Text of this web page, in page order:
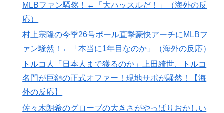
ビュー！圧巻3連続ブロックも披露で現地サポが気づく..
【海外の反応】
▶ 韓国人「韓国人が日本のラーメンについて勘違いしてい
ることがこちら…」→「えっ？？？？？？？？？？」＝
韓国の反応
▶
韓国人「台風で品不足になった沖縄のスーパーに行って
みたら、なぜか辛ラーメンだけ売れ残っていたんで
MLBファン騒然！←「大ハッスルだ！」（海外の反
応）
村上宗隆の今季26号ポール直撃豪快アーチにMLBフ
ァン騒然！←「本当に1年目なのか」（海外の反応）
トルコ人「日本人まで獲るのか」上田綺世、トルコ
名門が巨額の正式オファー！現地サポが騒然！【海
外の反応】
佐々木朗希のグローブの大きさがやっぱりおかしい